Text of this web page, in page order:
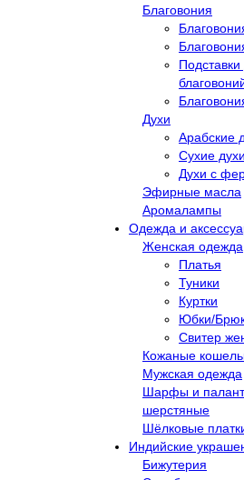
Благовония
Подставки
Духи
Арабские
Сухие духи
Духи с
Эфирные масла
Аромалампы
Одежда и
Женская одежда
Платья
Туники
Куртки
Юбки/
Свитер
Кожаные
Мужская одежда
Шарфы и
шерстяные
Шёлковые
Индийские
Бижутерия